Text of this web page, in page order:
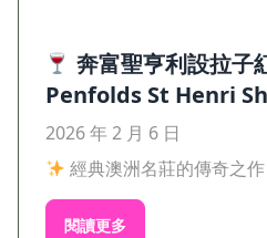
奔富聖亨利設拉子
Penfolds St Henri
2026 年 2 月 6 日
經典澳洲名莊的傳奇之作
閱讀更多